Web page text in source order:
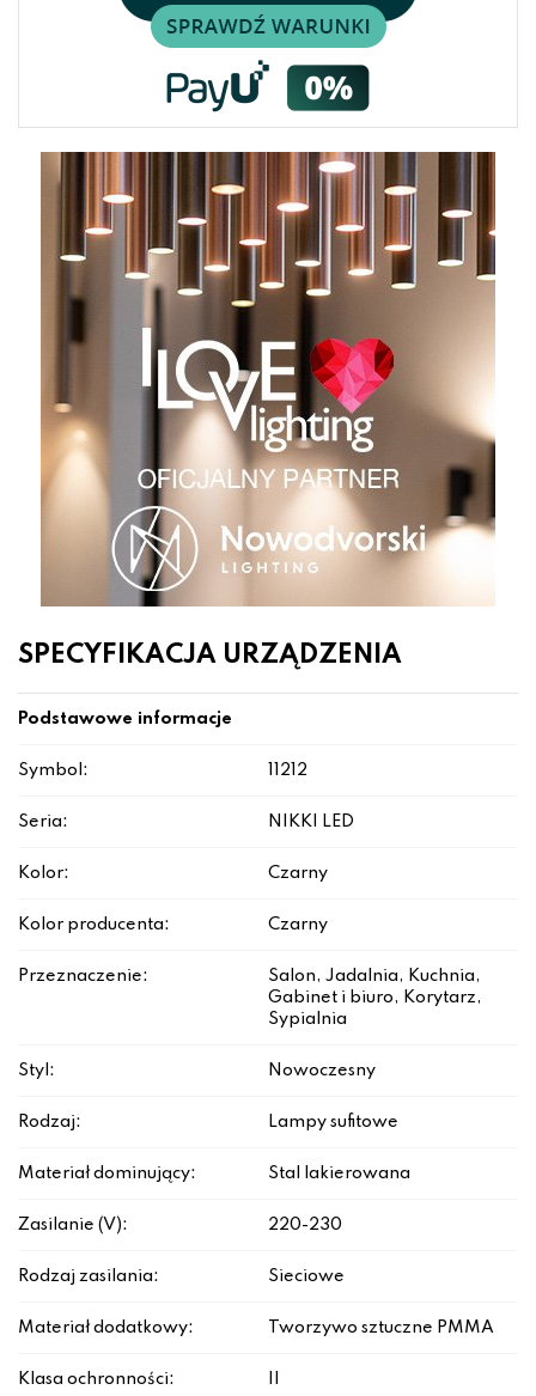
SPECYFIKACJA URZĄDZENIA
Podstawowe informacje
Symbol: 11212
Seria: NIKKI LED
Kolor: Czarny
Kolor producenta: Czarny
Przeznaczenie:
Salon, Jadalnia, Kuchnia,
Gabinet i biuro, Korytarz,
Sypialnia
Styl: Nowoczesny
Rodzaj: Lampy sufitowe
Materiał dominujący: Stal lakierowana
Zasilanie (V): 220-230
Rodzaj zasilania: Sieciowe
Materiał dodatkowy: Tworzywo sztuczne PMMA
Klasa ochronności: